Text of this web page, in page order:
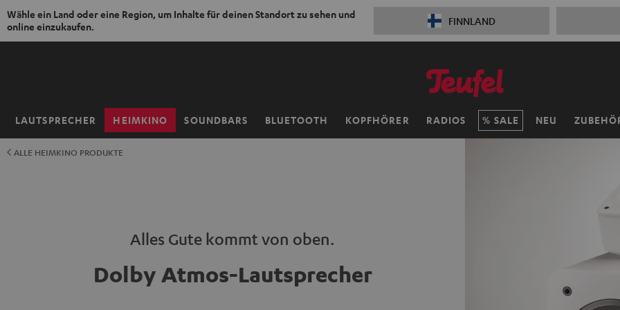
Wähle ein Land oder eine Region, um Inhalte für deinen Standort zu sehen und
online einzukaufen.
FINNLAND
ZUM
LAUTSPRECHER HEIMKINO SOUNDBARS BLUETOOTH KOPFHÖRER RADIOS SALE NEU
Startseite
ALLE HEIMKINO PRODUKTE
Alles Gute kommt von oben.
Dolby Atmos-Lautsprecher